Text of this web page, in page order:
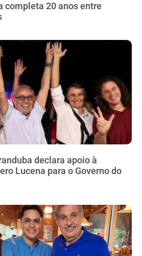
completa 20 anos entre
declara apoio à
Lucena para o Governo do